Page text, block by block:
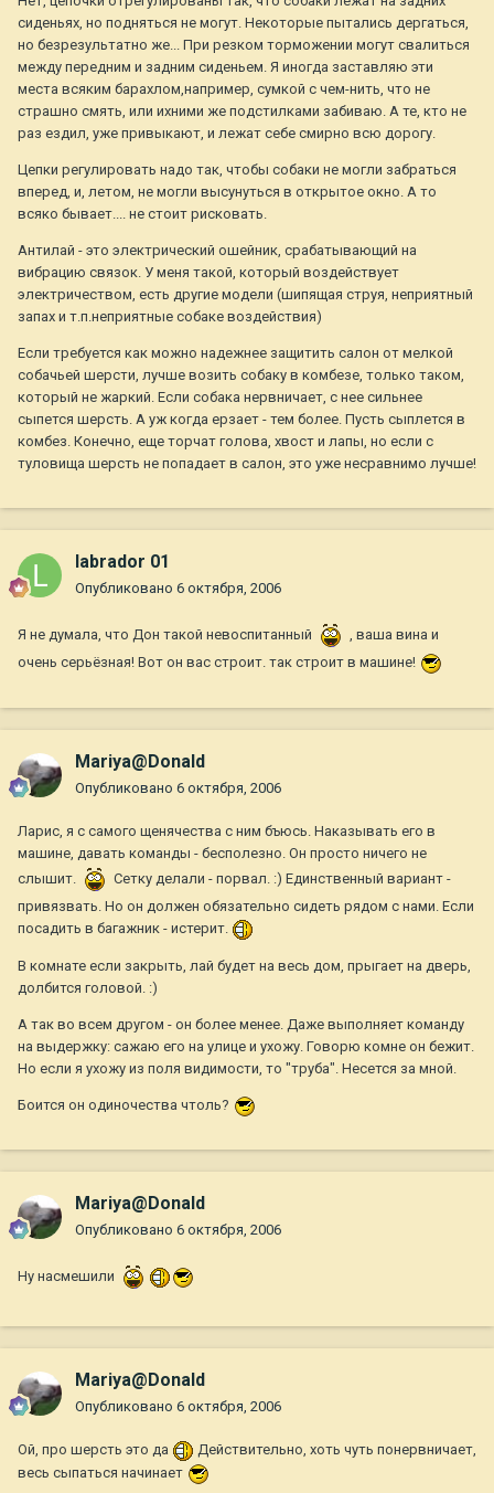
сиденьях, но подняться не могут. Некоторые пытались дергаться,
но безрезультатно же... При резком торможении могут свалиться
между передним и задним сиденьем. Я иногда заставляю эти
места всяким барахлом,например, сумкой с чем-нить, что не
страшно смять, или ихними же подстилками забиваю. А те, кто не
раз ездил, уже привыкают, и лежат себе смирно всю дорогу.
Цепки регулировать надо так, чтобы собаки не могли забраться
вперед, и, летом, не могли высунуться в открытое окно. А то
всяко бывает.... не стоит рисковать.
Антилай - это электрический ошейник, срабатывающий на
вибрацию связок. У меня такой, который воздействует
электричеством, есть другие модели (шипящая струя, неприятный
запах и т.п.неприятные собаке воздействия)
Если требуется как можно надежнее защитить салон от мелкой
собачьей шерсти, лучше возить собаку в комбезе, только таком,
который не жаркий. Если собака нервничает, с нее сильнее
сыпется шерсть. А уж когда ерзает - тем более. Пусть сыплется в
комбез. Конечно, еще торчат голова, хвост и лапы, но если с
туловища шерсть не попадает в салон, это уже несравнимо лучше!
labrador 01
Опубликовано 6 октября, 2006
Я не думала, что Дон такой невоспитанный
, ваша вина и
очень серьёзная! Вот он вас строит. так строит в машине!
Mariya@Donald
Опубликовано 6 октября, 2006
Ларис, я с самого щенячества с ним бъюсь. Наказывать его в
машине, давать команды - бесполезно. Он просто ничего не
слышит.
Сетку делали - порвал. :) Единственный вариант -
привязвать. Но он должен обязательно сидеть рядом с нами. Если
посадить в багажник - истерит.
В комнате если закрыть, лай будет на весь дом, прыгает на дверь,
долбится головой. :)
А так во всем другом - он более менее. Даже выполняет команду
на выдержку: сажаю его на улице и ухожу. Говорю комне он бежит.
Но если я ухожу из поля видимости, то "труба". Несется за мной.
Боится он одиночества чтоль?
Mariya@Donald
Опубликовано 6 октября, 2006
Ну насмешили
Mariya@Donald
Опубликовано 6 октября, 2006
Ой, про шерсть это да
Действительно, хоть чуть понервничает,
весь сыпаться начинает